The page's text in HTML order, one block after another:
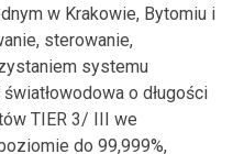
w Krakowie, Bytomiu i
sterowanie,
systemu
o długości
TIER 3/ III we
do 99,999%,